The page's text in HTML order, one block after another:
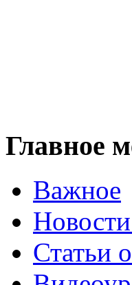
Главное
Важное
Статьи